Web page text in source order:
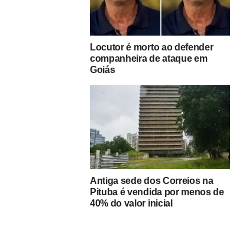
Locutor é morto ao defender
companheira de ataque em
Goiás
Antiga sede dos Correios na
Pituba é vendida por menos de
40% do valor inicial